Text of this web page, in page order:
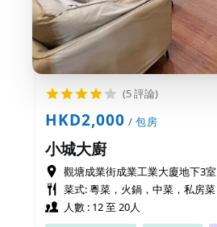
(5 評論)
HKD2,000 / 包房
小城大廚
觀塘成業街成業工業大廈地下3室
菜式: 粵菜，火鍋，中菜，私房菜
人數 : 12 至 20人